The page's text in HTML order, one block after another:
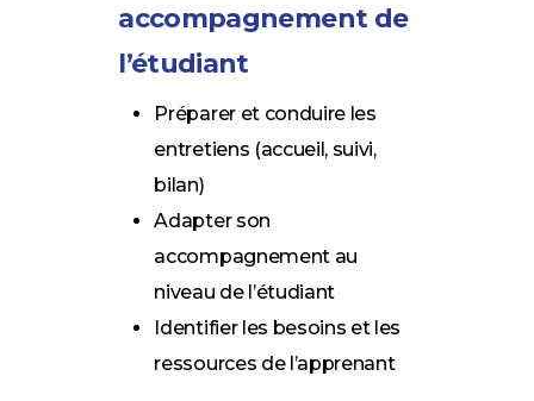
accompagnement de
l’étudiant
Préparer et conduire les
entretiens (accueil, suivi,
bilan)
Adapter son
accompagnement au
niveau de l’étudiant
Identifier les besoins et les
ressources de l’apprenant